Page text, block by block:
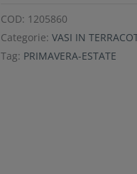
COD: 1205860
Categorie: VASI IN
Tag: PRIMAVERA-ESTATE